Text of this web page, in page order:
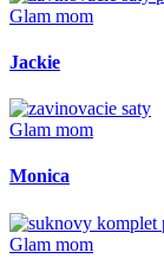
Glam mom
Jackie
Glam mom
Monica
Glam mom